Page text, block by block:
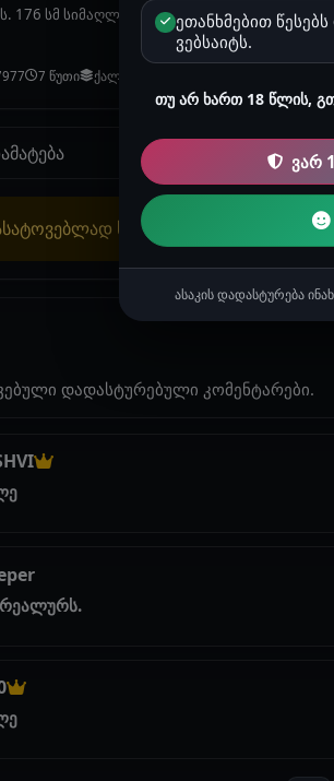
176 სმ სიმაღლე. ფიტნეს ინსტრუქტორი,
7 წუთი ქალების ისტორიები
საჭიროა
დადასტურებული კომენტარები.
რეალურს.
ეთანხმებით
ვებსაიტს.
თუ არ ხართ 18 წლის,
ვარ
ასაკის დადასტურება